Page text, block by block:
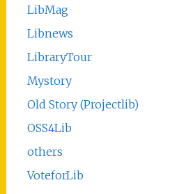
LibMag
Libnews
LibraryTour
Mystory
Old Story (Projectlib)
OSS4Lib
others
VoteforLib